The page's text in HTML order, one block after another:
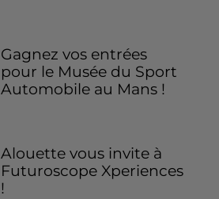
Gagnez vos entrées
pour le Musée du Sport
Automobile au Mans !
Alouette vous invite à
Futuroscope Xperiences
!